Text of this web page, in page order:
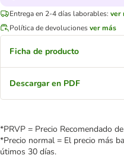
Entrega en 2-4 días laborables: ver
Política de devolucionesver más
Ficha de producto
Descargar en PDF
*PRVP = Precio Recomendado
*Precio normal = El precio más
útimos 30 días.